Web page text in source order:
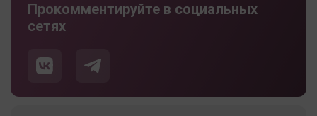
Прокомментируйте в социальных
сетях